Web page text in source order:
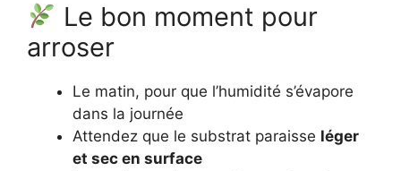
Le bon moment pour
arroser
Le matin, pour que l’humidité s’évapore
dans la journée
Attendez que le substrat paraisse léger
et sec en surface